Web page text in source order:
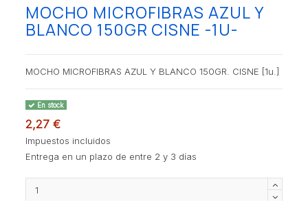
MOCHO MICROFIBRAS AZUL Y
BLANCO 150GR CISNE -1U-
MOCHO MICROFIBRAS AZUL Y BLANCO 150GR. CISNE [1u.]
En stock
2,27 €
Impuestos incluidos
Entrega en un plazo de entre 2 y 3 días